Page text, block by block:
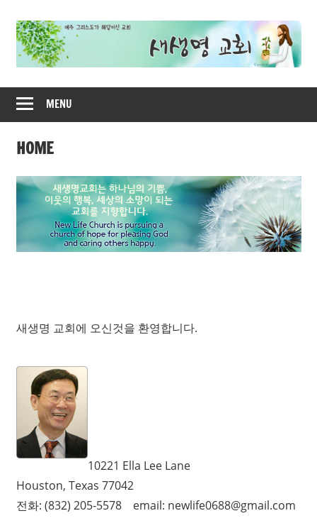
content
새
생
교
회
MENU
HOME
믿음, 소망, 사랑
우리의 중심을 보시는 하나님
소그룹 나눔
성경적 결혼관
새생명 교회에 오신것을 환영합니다.
10221 Ella Lee Lane
Houston, Texas 77042
전화: (832) 205-5578 email: newlife0688@gmail.com